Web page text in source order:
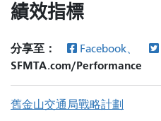
績效指標
分享至： Facebook、
SFMTA.com/Performance
舊金山交通局戰略計劃